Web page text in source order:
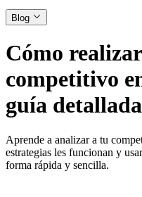
Blog
Cómo
competitivo
guía detallada
Aprende a analizar a tu
estrategias les funcionan y
forma rápida y sencilla.